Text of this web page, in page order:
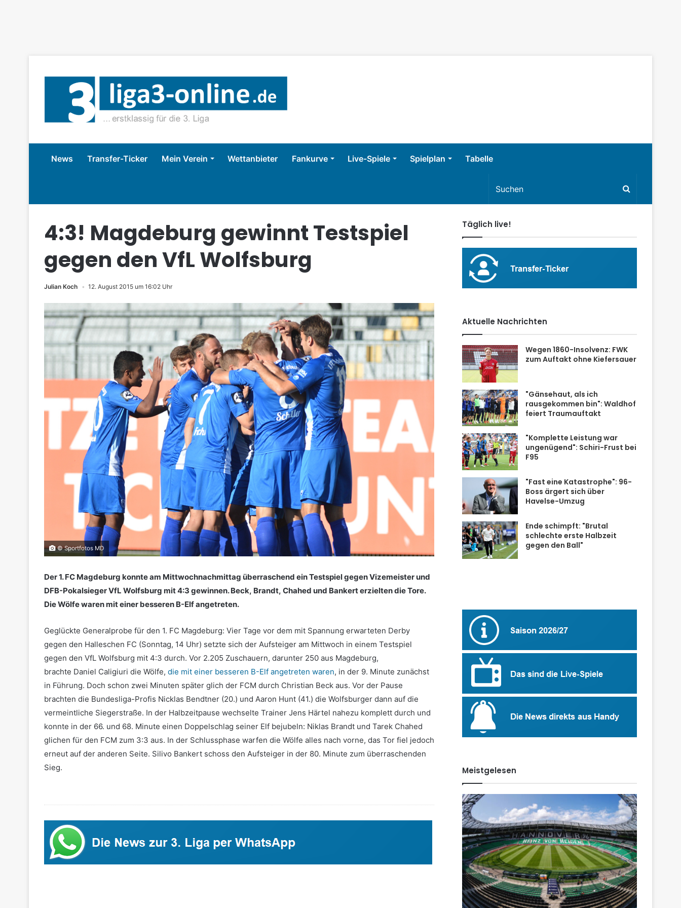
News Transfer-Ticker Mein Verein Wettanbieter Fankurve Live-Spiele Spielplan Tabelle
4:3! Magdeburg gewinnt Testspiel
gegen den VfL Wolfsburg
Julian Koch 12. August 2015 um 16:02 Uhr
© Sportfotos MD
Der 1. FC Magdeburg konnte am Mittwochnachmittag überraschend ein Testspiel gegen Vizemeister und
DFB-Pokalsieger VfL Wolfsburg mit 4:3 gewinnen. Beck, Brandt, Chahed und Bankert erzielten die Tore.
Die Wölfe waren mit einer besseren B-Elf angetreten.
Geglückte Generalprobe für den 1. FC Magdeburg: Vier Tage vor dem mit Spannung erwarteten Derby
gegen den Halleschen FC (Sonntag, 14 Uhr) setzte sich der Aufsteiger am Mittwoch in einem Testspiel
gegen den VfL Wolfsburg mit 4:3 durch. Vor 2.205 Zuschauern, darunter 250 aus Magdeburg,
brachte Daniel Caligiuri die Wölfe, die mit einer besseren B-Elf angetreten waren, in der 9. Minute zunächst
in Führung. Doch schon zwei Minuten später glich der FCM durch Christian Beck aus. Vor der Pause
brachten die Bundesliga-Profis Nicklas Bendtner (20.) und Aaron Hunt (41.) die Wolfsburger dann auf die
vermeintliche Siegerstraße. In der Halbzeitpause wechselte Trainer Jens Härtel nahezu komplett durch und
konnte in der 66. und 68. Minute einen Doppelschlag seiner Elf bejubeln: Niklas Brandt und Tarek Chahed
glichen für den FCM zum 3:3 aus. In der Schlussphase warfen die Wölfe alles nach vorne, das Tor fiel jedoch
erneut auf der anderen Seite. Silivo Bankert schoss den Aufsteiger in der 80. Minute zum überraschenden
Sieg.
Täglich live!
Aktuelle Nachrichten
Wegen 1860-Insolvenz: FWK
zum Auftakt ohne Kiefersauer
"Gänsehaut, als ich
rausgekommen bin": Waldhof
feiert Traumauftakt
"Komplette Leistung war
ungenügend": Schiri-Frust bei
F95
"Fast eine Katastrophe": 96-
Boss ärgert sich über
Havelse-Umzug
Ende schimpft: "Brutal
schlechte erste Halbzeit
gegen den Ball"
Meistgelesen